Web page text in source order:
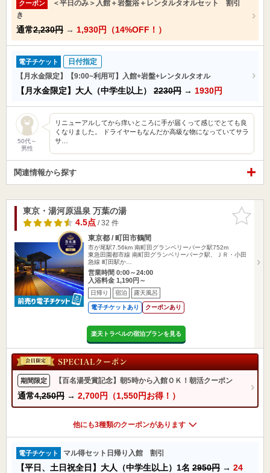
クーポン
＜平日のみ＞入館＋岩盤浴＋レンタルタオルセット 割引
き
通常2,230円 → 1,930円（14%OFF！）
電子チケット
日付指定
【月水金限定】【9:00~利用可】入館+岩盤+レンタルタオル
【月水金限定】大人（中学生以上） 2230円 → 1930円
50代～
男性
リニューアルしてから痒いところに手が届くって感じでとても良
くなりました。 ドライヤーもなんだか高級な物になっていてサラ
サ…
関連情報から探す
お気に入
りに追加
東京・湯河原温泉 万葉の湯
4.5点/ 32 件
東京都 / 町田市鶴間
市が尾駅7.56km 南町田グランベリーパーク駅752m
東急田園都市線 南町田グランベリーパーク駅、ＪＲ・小田
急線 町田駅か…
営業時間 0:00～24:00
入浴料金 1,190円～
日帰り 宿泊 露天風呂
電子チケットあり クーポンあり
楽天トラベルの宿泊プランを見る
期間限定 【百名湯受賞記念】朝5時から入館ＯＫ！朝活クーポン
通常4,250円 → 2,700円（1,550円お得！）
他にも3種類のクーポンがあります
電子チケット マル得セット日帰り入館 割引
【平日、土日祝全日】大人（中学生以上）1名 2950円 → 24